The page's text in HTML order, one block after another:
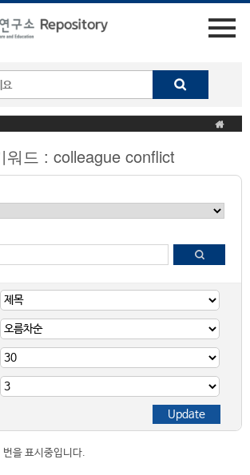
워드 : colleague conflict
을 표시중입니다.